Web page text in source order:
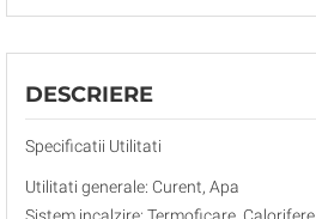
DESCRIERE
Specificatii Utilitati
Utilitati generale: Curent, Apa